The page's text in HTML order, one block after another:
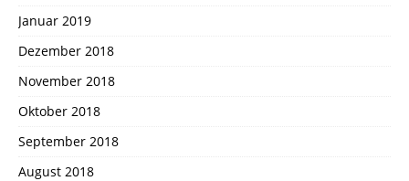
Januar 2019
Dezember 2018
November 2018
Oktober 2018
September 2018
August 2018